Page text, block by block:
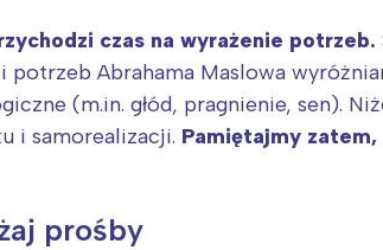
czas na wyrażenie potrzeb.
Abrahama Maslowa
(m.in. głód, pragnienie, sen).
i samorealizacji. Pamiętajmy
prośby
Południe
Wszystkie